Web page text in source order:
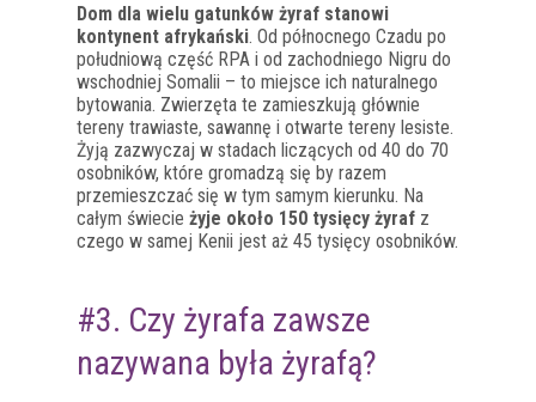
Dom dla wielu gatunków żyraf stanowi
kontynent afrykański. Od północnego Czadu po
południową część RPA i od zachodniego Nigru do
wschodniej Somalii – to miejsce ich naturalnego
bytowania. Zwierzęta te zamieszkują głównie
tereny trawiaste, sawannę i otwarte tereny lesiste.
Żyją zazwyczaj w stadach liczących od 40 do 70
osobników, które gromadzą się by razem
przemieszczać się w tym samym kierunku. Na
całym świecie żyje około 150 tysięcy żyraf z
czego w samej Kenii jest aż 45 tysięcy osobników.
#3. Czy żyrafa zawsze
nazywana była żyrafą?